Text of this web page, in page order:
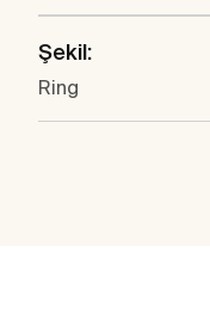
Şekil:
Ring